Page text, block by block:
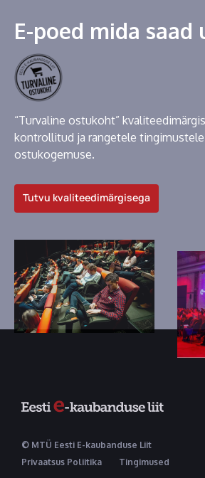
E-poed mida saad
“Turvaline ostukoht”
kontrollitud ja rangetele tingimustele
ostukogemuse.
Tutvu kvaliteedimärgisega
© MTÜ Eesti E-kaubanduse Liit
Privaatsus Poliitika
Tingimused